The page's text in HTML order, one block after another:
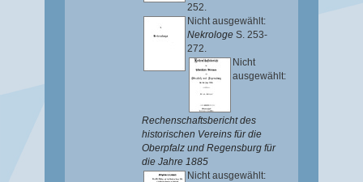
252.
Nicht ausgewählt:
Nekrologe S. 253-
272.
Nicht
ausgewählt:
Rechenschaftsbericht des
historischen Vereins für die
Oberpfalz und Regensburg für
die Jahre 1885
Nicht ausgewählt: